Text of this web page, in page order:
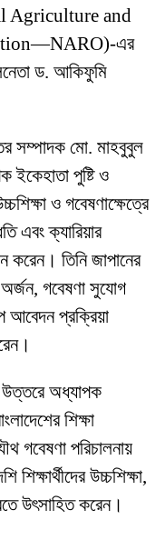
Agriculture and
এর
ড. আকিফুমি
সম্পাদক মো. মাহবুবুল
ইকেহাতা পুষ্টি ও
ও গবেষণাক্ষেত্রে
এবং ক্যারিয়ার
করেন। তিনি জাপানের
অর্জন, গবেষণা সুযোগ
আবেদন প্রক্রিয়া
উত্তরে অধ্যাপক
শিক্ষা
গবেষণা পরিচালনায়
শিক্ষার্থীদের উচ্চশিক্ষা,
উৎসাহিত করেন।